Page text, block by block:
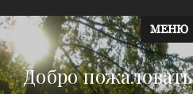
МЕНЮ
Добро